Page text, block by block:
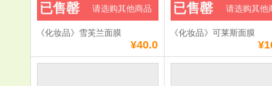
《化妆品》雪芙兰面膜
¥40.0
已售罄 请选购其他商品
《化妆品》可莱斯面膜
已售罄 请选购其他